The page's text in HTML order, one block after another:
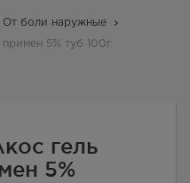
От боли наружные
5% туб 100г
гель
5%